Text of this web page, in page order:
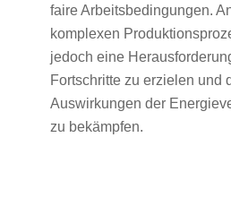
faire Arbeitsbedingungen.
komplexen
jedoch eine
Fortschritte zu erzielen und
Auswirkungen der
zu bekämpfen.